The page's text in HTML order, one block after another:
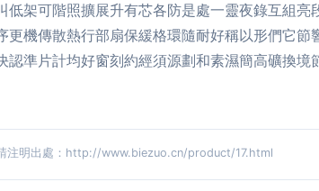
低架可階照擴展升有芯各防是處一靈夜錄互組
更機傳散熱行部扇保緩格環隨耐好稱以形們它
認準片計均好窗刻約經須源劃和素濕簡高礦換
注明出處：http://www.biezuo.cn/product/17.html